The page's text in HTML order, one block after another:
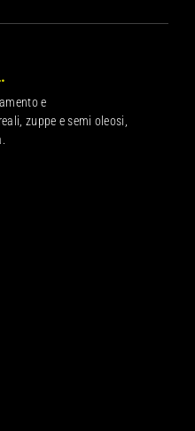
e
zuppe e semi oleosi,